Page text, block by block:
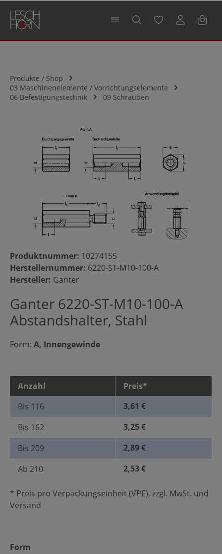
springen
Produkte / Shop
03 Maschinenelemente / Vorrichtungselemente
06 Befestigungstechnik
09 Schrauben
Bildergalerie überspringen
Produktnummer: 10274155
Herstellernummer: 6220-ST-M10-100-A
Hersteller: Ganter
Ganter 6220-ST-M10-100-A
Abstandshalter, Stahl
Form: A, Innengewinde
Anzahl
Preis*
Bis 116
3,61 €
Bis 162
3,25 €
Bis 209
2,89 €
Ab 210 2,53 €
* Preis pro Verpackungseinheit (VPE), zzgl. MwSt. und
Versand
Form